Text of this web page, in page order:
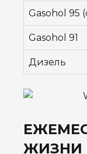
Gasohol 95
Gasohol 91
Дизель
ЖИЗНИ